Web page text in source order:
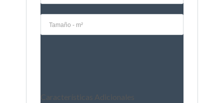
Características Adicionales